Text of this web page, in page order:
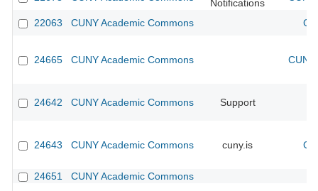
Notifications
22063 CUNY Academic Commons
24665 CUNY Academic Commons
24642 CUNY Academic Commons Support
24643 CUNY Academic Commons cuny.is
24651 CUNY Academic Commons